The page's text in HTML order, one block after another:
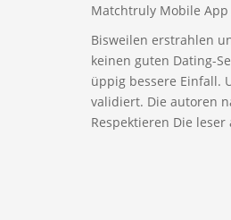
Matchtruly Mobile
Bisweilen erstrahlen
keinen guten Dating-
üppig bessere Einfall.
validiert. Die autoren
Respektieren Die